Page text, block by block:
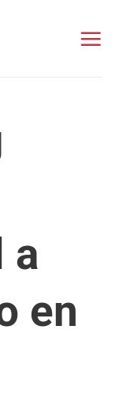
a
en